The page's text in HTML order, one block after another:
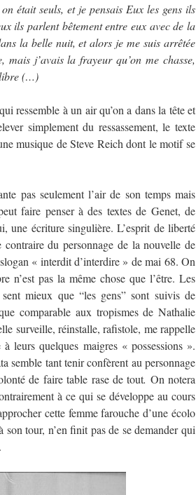
était seuls, et je pensais Eux les gens ils
ils parlent bêtement entre eux avec de la
la belle nuit, et alors je me suis arrêtée
j’avais la frayeur qu’on me chasse,
libre (…)
ressemble à un air qu’on a dans la tête et
simplement du ressassement, le texte
musique de Steve Reich dont le motif se
pas seulement l’air de son temps mais
faire penser à des textes de Genet, de
une écriture singulière. L’esprit de liberté
du personnage de la nouvelle de
« interdit d’interdire » de mai 68. On
n’est pas la même chose que l’être. Les
mieux que “les gens” sont suivis de
comparable aux tropismes de Nathalie
surveille, réinstalle, rafistole, me rappelle
leurs quelques maigres « possessions ».
semble tant tenir confèrent au personnage
de faire table rase de tout. On notera
à ce qui se développe au cours
cette femme farouche d’une écolo
tour, n’en finit pas de se demander qui